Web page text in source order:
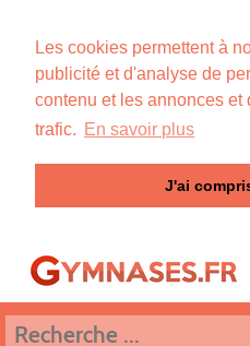
Les cookies permettent à
publicité et d'analyse de
contenu et les annonces et
trafic. En savoir plus
J'ai